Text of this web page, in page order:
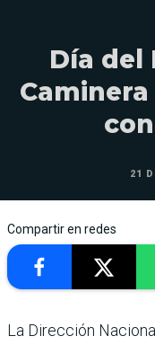
Día del
21
Compartir en redes
La Dirección